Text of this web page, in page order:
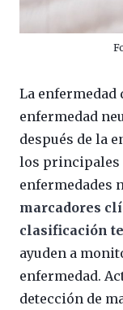
La enfermedad
enfermedad
después de la
los principales
enfermedades
marcadores
clasificación
ayuden a
enfermedad.
detección de